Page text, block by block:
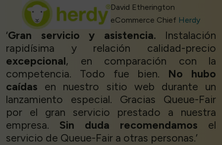
David Etherington
eCommerce Chief Herdy
‘Gran servicio y asistencia. Instalación
rapidísima y relación calidad-precio
excepcional, en comparación con la
competencia. Todo fue bien. No hubo
caídas en nuestro sitio web durante un
lanzamiento especial. Gracias Queue-Fair
por el gran servicio prestado a nuestra
empresa. Sin duda recomendamos el
servicio de Queue-Fair a otras personas.’